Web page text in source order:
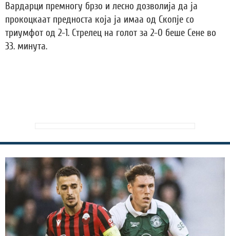
Вардарци премногу брзо и лесно дозволија да ја
прокоцкаат предноста која ја имаа од Скопје со
триумфот од 2-1. Стрелец на голот за 2-0 беше Сене во
33. минута.